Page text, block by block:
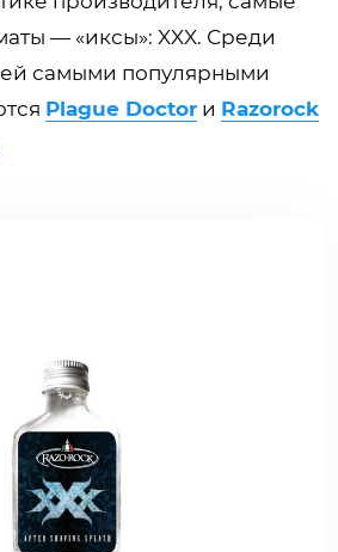
— «иксы»: XXX. Среди
самыми популярными
Plague Doctor и Razorock